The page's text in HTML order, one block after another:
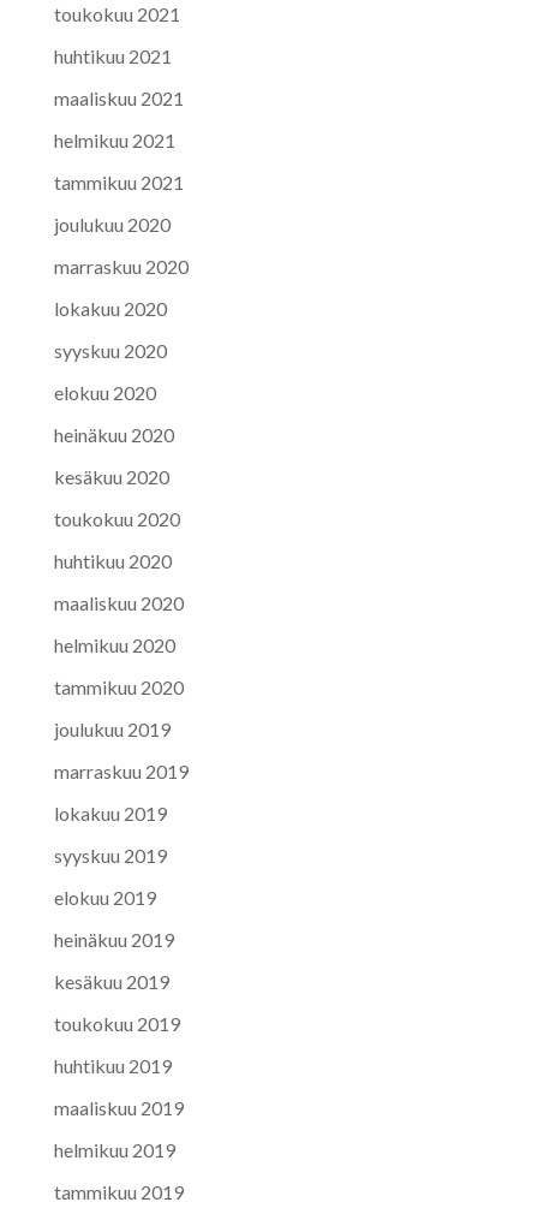
toukokuu 2021
huhtikuu 2021
maaliskuu 2021
helmikuu 2021
tammikuu 2021
joulukuu 2020
marraskuu 2020
lokakuu 2020
syyskuu 2020
elokuu 2020
heinäkuu 2020
kesäkuu 2020
toukokuu 2020
huhtikuu 2020
maaliskuu 2020
helmikuu 2020
tammikuu 2020
joulukuu 2019
marraskuu 2019
lokakuu 2019
syyskuu 2019
elokuu 2019
heinäkuu 2019
kesäkuu 2019
toukokuu 2019
huhtikuu 2019
maaliskuu 2019
helmikuu 2019
tammikuu 2019